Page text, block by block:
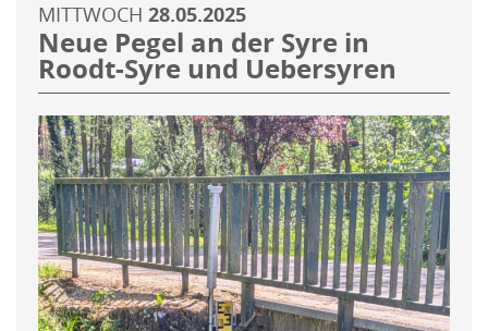
MITTWOCH 28.05.2025
Neue Pegel an der Syre in
Roodt-Syre und Uebersyren